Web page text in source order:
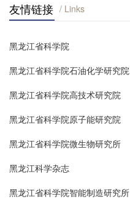
友情链接 / Links
黑龙江省科学院
黑龙江省科学院石油化学研究院
黑龙江省科学院高技术研究院
黑龙江省科学院原子能研究院
黑龙江省科学院微生物研究所
黑龙江科学杂志
黑龙江省科学院智能制造研究所